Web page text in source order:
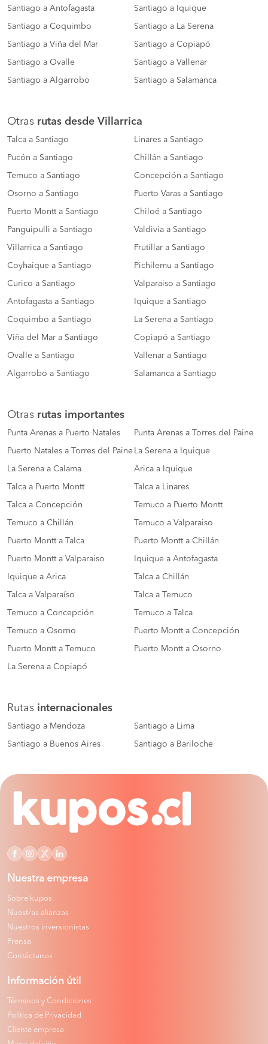
Santiago a Antofagasta Santiago a Iquique
Santiago a Coquimbo Santiago a La Serena
Santiago a Viña del Mar Santiago a Copiapó
Santiago a Ovalle Santiago a Vallenar
Santiago a Algarrobo Santiago a Salamanca
Otras rutas desde Villarrica
Talca a Santiago Linares a Santiago
Pucón a Santiago Chillán a Santiago
Temuco a Santiago Concepción a Santiago
Osorno a Santiago Puerto Varas a Santiago
Puerto Montt a Santiago Chiloé a Santiago
Panguipulli a Santiago Valdivia a Santiago
Villarrica a Santiago Frutillar a Santiago
Coyhaique a Santiago Pichilemu a Santiago
Curico a Santiago Valparaiso a Santiago
Antofagasta a Santiago Iquique a Santiago
Coquimbo a Santiago La Serena a Santiago
Viña del Mar a Santiago Copiapó a Santiago
Ovalle a Santiago Vallenar a Santiago
Algarrobo a Santiago Salamanca a Santiago
Otras rutas importantes
Punta Arenas a Puerto Natales Punta Arenas a Torres del Paine
Puerto Natales a Torres del Paine La Serena a Iquique
La Serena a Calama Arica a Iquique
Talca a Puerto Montt Talca a Linares
Talca a Concepción Temuco a Puerto Montt
Temuco a Chillán Temuco a Valparaiso
Puerto Montt a Talca Puerto Montt a Chillán
Puerto Montt a Valparaiso Iquique a Antofagasta
Iquique a Arica Talca a Chillán
Talca a Valparaíso Talca a Temuco
Temuco a Concepción Temuco a Talca
Temuco a Osorno Puerto Montt a Concepción
Puerto Montt a Temuco Puerto Montt a Osorno
La Serena a Copiapó
Rutas internacionales
Santiago a Mendoza Santiago a Lima
Santiago a Buenos Aires Santiago a Bariloche
Nuestra empresa
Sobre kupos
Nuestras alianzas
Nuestros inversionistas
Prensa
Contáctanos
Información útil
Términos y Condiciones
Política de Privacidad
Cliente empresa